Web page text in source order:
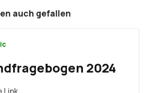
auch gefallen
2024